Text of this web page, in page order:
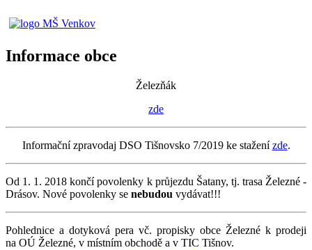
Informace obce
Železňák
zde
Informační zpravodaj DSO Tišnovsko 7/2019 ke staženízde.
Od 1. 1. 2018 končí povolenky k průjezdu Šatany, tj. trasa Železné -
Drásov. Nové povolenky se nebudou vydávat!!!
Pohlednice a dotyková pera vč. propisky obce Železné k prodeji
na OÚ Železné, v místním obchodě a v TIC Tišnov.